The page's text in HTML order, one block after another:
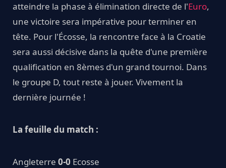
atteindre la phase à élimination directe de l'Euro,
une victoire sera impérative pour terminer en
tête. Pour l'Écosse, la rencontre face à la Croatie
sera aussi décisive dans la quête d'une première
qualification en 8èmes d'un grand tournoi. Dans
le groupe D, tout reste à jouer. Vivement la
dernière journée !
La feuille du match :
Angleterre 0-0 Ecosse